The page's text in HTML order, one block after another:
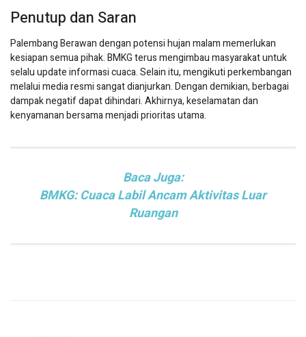
Penutup dan Saran
Palembang Berawan dengan potensi hujan malam memerlukan
kesiapan semua pihak. BMKG terus mengimbau masyarakat untuk
selalu update informasi cuaca. Selain itu, mengikuti perkembangan
melalui media resmi sangat dianjurkan. Dengan demikian, berbagai
dampak negatif dapat dihindari. Akhirnya, keselamatan dan
kenyamanan bersama menjadi prioritas utama.
Baca Juga:
BMKG: Cuaca Labil Ancam Aktivitas Luar
Ruangan